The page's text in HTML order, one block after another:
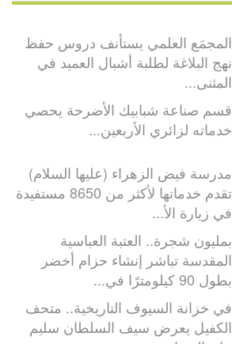
المجمَع العلمي يستأنف دروس حفظ
نهج البلاغة لطلبة أشبال العميد في
المثنى...
قسم صناعة شبابيك الأضرحة يحصي
خدماته لزائري الأربعين...
مدرسة فيض الزهراء (عليها السلام)
تقدم خدماتها لأكثر من 8650 مستفيدة
في زيارة الأ...
بمليون شجرة.. العتبة العباسية
المقدسة تباشر إنشاء حزام أخضر
بطول 90 كيلومترًا في...
في خزانة السيوف التاريخية.. متحف
الكفيل يعرض سيف السلطان سليم